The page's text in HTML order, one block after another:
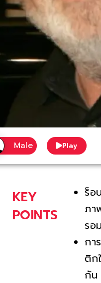
Play
KEY
POINTS
ร็อ
ภา
รอ
กา
ติก
กัน